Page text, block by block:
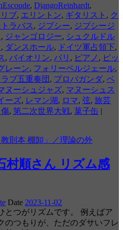
, DjangoReinhardt,
ブ, エリントン, ギタリスト , ク
ラバス , ジプシー, ジプシージ
, ジャンゴロジー, シュクルドル
, ダンスホール, ドイツ軍占領下,
, バイオリン, パリ , ピアノ , ピッ
レーン, フォリーベルジェール,
ブ五重奏団 , プロパガンダ, ベ
ヌーシュジャズ, マヌーシュス
ーズ, レマン湖, ロマ, 弦, 旅芸
傷, 第二次世界大戦, 菓子缶 |
則本 棚卸」／理論の外
村順さん リズム感
Date 2023-11-02
とつがリズムです。 例えばア
のつもりが、ただのダサいフレ